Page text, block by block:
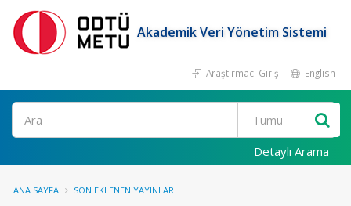
Akademik Veri Yönetim Sistemi
Araştırmacı Girişi English
Ara
Detaylı Arama
ANA SAYFA SON EKLENEN YAYINLAR